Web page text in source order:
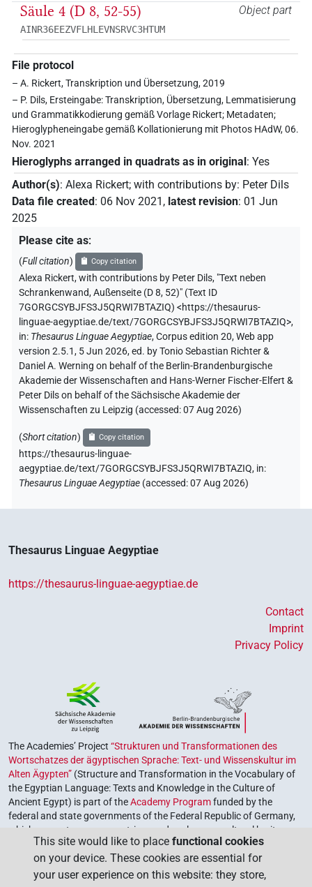
Object part
Säule 4 (D 8, 52-55)
AINR36EEZVFLHLEVNSRVC3HTUM
File protocol
– A. Rickert, Transkription und Übersetzung, 2019
– P. Dils, Ersteingabe: Transkription, Übersetzung, Lemmatisierung
und Grammatikkodierung gemäß Vorlage Rickert; Metadaten;
Hieroglypheneingabe gemäß Kollationierung mit Photos HAdW, 06.
Nov. 2021
Hieroglyphs arranged in quadrats as in original : Yes
Author(s): Alexa Rickert; with contributions by: Peter Dils
Data file created: 06 Nov 2021 , latest revision: 01 Jun
2025
Please cite as:
(Full citation) Copy citation
Alexa Rickert,with contributions by Peter Dils, "Text neben
Schrankenwand, Außenseite (D 8, 52)" (Text ID
7GORGCSYBJFS3J5QRWI7BTAZIQ) <https://thesaurus-
linguae-aegyptiae.de/text/7GORGCSYBJFS3J5QRWI7BTAZIQ>,
in: Thesaurus Linguae Aegyptiae,Corpus edition 20, Web app
version 2.5.1, 5 Jun 2026, ed. by Tonio Sebastian Richter &
Daniel A. Werning on behalf of the Berlin-Brandenburgische
Akademie der Wissenschaften and Hans-Werner Fischer-Elfert &
Peter Dils on behalf of the Sächsische Akademie der
Wissenschaften zu Leipzig (accessed:07 Aug 2026)
(Short citation) Copy citation
https://thesaurus-linguae-
aegyptiae.de/text/7GORGCSYBJFS3J5QRWI7BTAZIQ, in:
Thesaurus Linguae Aegyptiae (accessed:07 Aug 2026)
Thesaurus Linguae Aegyptiae
https://thesaurus-linguae-aegyptiae.de
Contact
Imprint
Privacy Policy
The Academies’ Project “Strukturen und Transformationen des
Wortschatzes der ägyptischen Sprache: Text- und Wissenskultur im
Alten Ägypten” (Structure and Transformation in the Vocabulary of
the Egyptian Language: Texts and Knowledge in the Culture of
Ancient Egypt) is part of theAcademy Programfunded by the
federal and state governments of the Federal Republic of Germany,
which serves to preserve, retrieve and explore our cultural heritage.
The program is coordinated by theUnion of the German Academies
of Sciences and Humanities.
This site would like to place functional cookies
on your device. These cookies are essential for
your user experience on this website: they store,